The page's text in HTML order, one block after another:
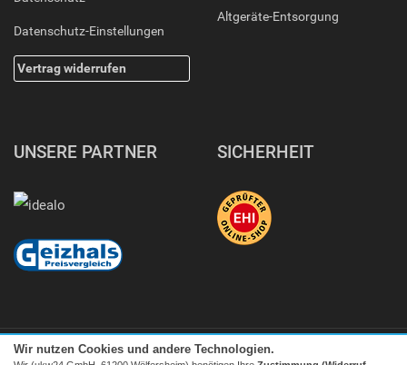
Datenschutz-Einstellungen
Vertrag widerrufen
Altgeräte-Entsorgung
UNSERE PARTNER SICHERHEIT
Wir nutzen Cookies und andere Technologien.